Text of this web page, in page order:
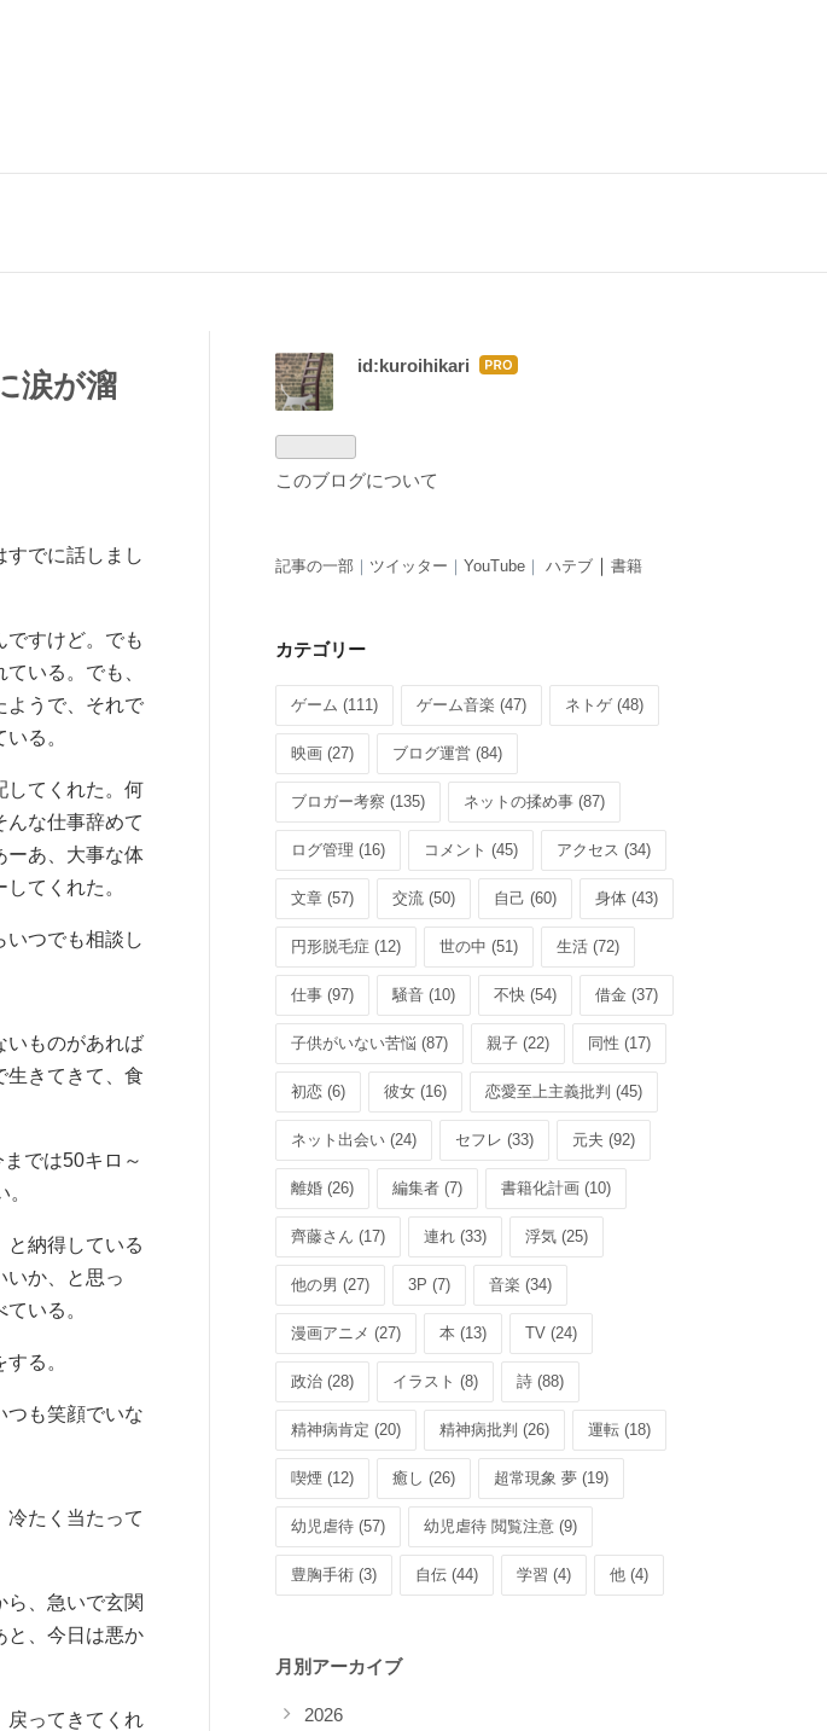
涙が溜
すでに話しまし
ですけど。でも
いる。でも、
ようで、それで
る。
してくれた。何
んな仕事辞めて
ーあ、大事な体
てくれた。
いつでも相談し
いものがあれば
生きてきて、食
では50キロ～
と納得している
か、と思っ
いる。
る。
つも笑顔でいな
冷たく当たって
ら、急いで玄関
と、今日は悪か
戻ってきてくれ
id:kuroihikari はて
このブログについて
記事の一部｜ ツイッター ｜ YouTube｜ ハテブ｜ 書籍
カテゴリー
ゲーム (111) ゲーム音楽 (47) ネトゲ (48)
映画 (27) ブログ運営 (84)
ブロガー考察 (135) ネットの揉め事 (87)
ログ管理 (16) コメント (45) アクセス (34)
文章 (57) 交流 (50) 自己 (60) 身体 (43)
円形脱毛症 (12) 世の中 (51) 生活 (72)
仕事 (97) 騒音 (10) 不快 (54) 借金 (37)
子供がいない苦悩 (87) 親子 (22) 同性 (17)
初恋 (6) 彼女 (16) 恋愛至上主義批判 (45)
ネット出会い (24) セフレ (33) 元夫 (92)
離婚 (26) 編集者 (7) 書籍化計画 (10)
齊藤さん (17) 連れ (33) 浮気 (25)
他の男 (27) 3P (7) 音楽 (34)
漫画アニメ (27) 本 (13) TV (24)
政治 (28) イラスト (8) 詩 (88)
精神病肯定 (20) 精神病批判 (26) 運転 (18)
喫煙 (12) 癒し (26) 超常現象 夢 (19)
幼児虐待 (57) 幼児虐待 閲覧注意 (9)
豊胸手術 (3) 自伝 (44) 学習 (4) 他 (4)
月別アーカイブ
2026